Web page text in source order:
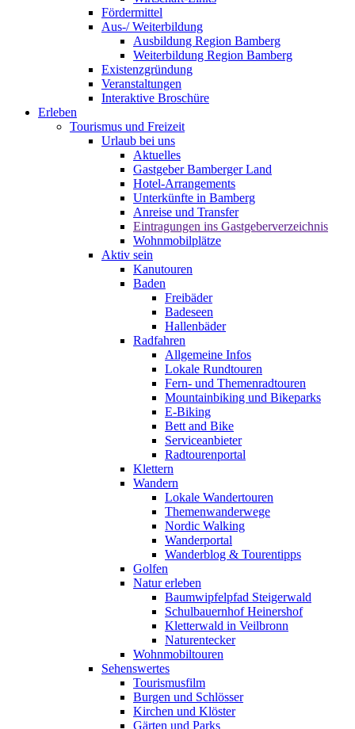
Fördermittel
Aus-/ Weiterbildung
Ausbildung Region Bamberg
Weiterbildung Region Bamberg
Existenzgründung
Veranstaltungen
Interaktive Broschüre
Erleben
Tourismus und Freizeit
Urlaub bei uns
Aktuelles
Gastgeber Bamberger Land
Hotel-Arrangements
Unterkünfte in Bamberg
Anreise und Transfer
Eintragungen ins Gastgeberverzeichnis
Wohnmobilplätze
Aktiv sein
Kanutouren
Baden
Freibäder
Badeseen
Hallenbäder
Radfahren
Allgemeine Infos
Lokale Rundtouren
Fern- und Themenradtouren
Mountainbiking und Bikeparks
E-Biking
Bett and Bike
Serviceanbieter
Radtourenportal
Klettern
Wandern
Lokale Wandertouren
Themenwanderwege
Nordic Walking
Wanderportal
Wanderblog & Tourentipps
Golfen
Natur erleben
Baumwipfelpfad Steigerwald
Schulbauernhof Heinershof
Kletterwald in Veilbronn
Naturentecker
Wohnmobiltouren
Sehenswertes
Tourismusfilm
Burgen und Schlösser
Kirchen und Klöster
Gärten und Parks